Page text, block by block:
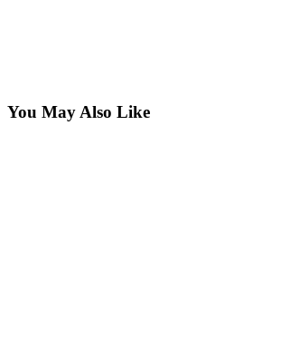
You May Also Like